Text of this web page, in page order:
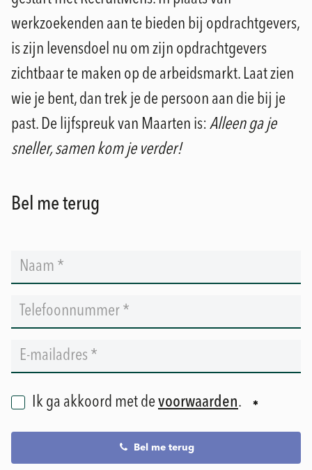
werkzoekenden aan te bieden bij opdrachtgevers,
is zijn levensdoel nu om zijn opdrachtgevers
zichtbaar te maken op de arbeidsmarkt. Laat zien
wie je bent, dan trek je de persoon aan die bij je
past. De lijfspreuk van Maarten is: Alleen ga je
sneller, samen kom je verder!
Bel me terug
Ik ga akkoord met devoorwaarden.
Bel me terug